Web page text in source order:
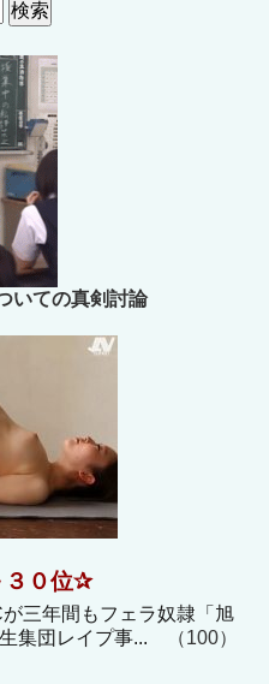
いての真剣討論
３０位✰
三年間もフェラ奴隷「旭
集団レイプ事... （100）